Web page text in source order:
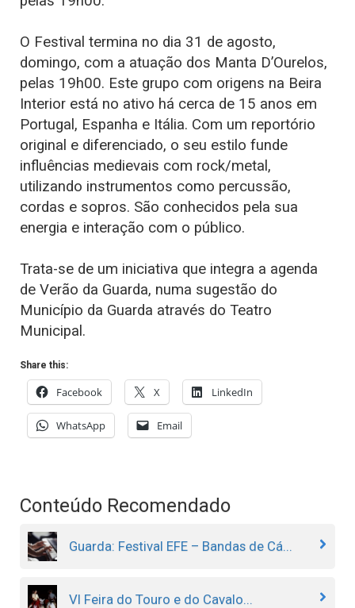
O Festival termina no dia 31 de agosto,
domingo, com a atuação dos Manta D’Ourelos,
pelas 19h00. Este grupo com origens na Beira
Interior está no ativo há cerca de 15 anos em
Portugal, Espanha e Itália. Com um reportório
original e diferenciado, o seu estilo funde
influências medievais com rock/metal,
utilizando instrumentos como percussão,
cordas e sopros. São conhecidos pela sua
energia e interação com o público.
Trata-se de um iniciativa que integra a agenda
de Verão da Guarda, numa sugestão do
Município da Guarda através do Teatro
Municipal.
Share this:
Facebook X LinkedIn
WhatsApp Email
Conteúdo Recomendado
Guarda: Festival EFE – Bandas de Cá...
VI Feira do Touro e do Cavalo...